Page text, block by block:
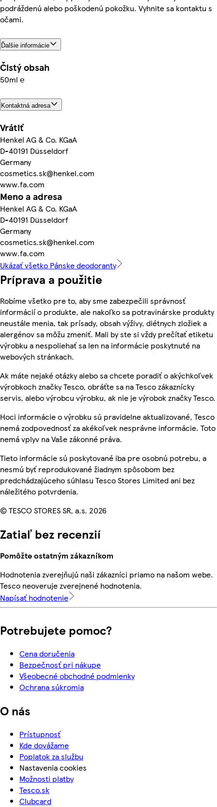
podráždenú alebo poškodenú pokožku. Vyhnite sa kontaktu s
očami.
Ďalšie informácie
Čistý obsah
50ml ℮
Kontaktná adresa
Vrátiť
Henkel AG & Co. KGaA
D-40191 Düsseldorf
Germany
cosmetics.sk@henkel.com
www.fa.com
Meno a adresa
Henkel AG & Co. KGaA
D-40191 Düsseldorf
Germany
cosmetics.sk@henkel.com
www.fa.com
Ukázať všetko Pánske deodoranty
Príprava a použitie
Robíme všetko pre to, aby sme zabezpečili správnosť
informácií o produkte, ale nakoľko sa potravinárske produkty
neustále menia, tak prísady, obsah výživy, diétnych zložiek a
alergénov sa môžu zmeniť. Mali by ste si vždy prečítať etiketu
výrobku a nespoliehať sa len na informácie poskytnuté na
webových stránkach.
Ak máte nejaké otázky alebo sa chcete poradiť o akýchkoľvek
výrobkoch značky Tesco, obráťte sa na Tesco zákaznícky
servis, alebo výrobcu výrobku, ak nie je výrobok značky Tesco.
Hoci informácie o výrobku sú pravidelne aktualizované, Tesco
nemá zodpovednosť za akékoľvek nesprávne informácie. Toto
nemá vplyv na Vaše zákonné práva.
Tieto informácie sú poskytované iba pre osobnú potrebu, a
nesmú byť reprodukované žiadnym spôsobom bez
predchádzajúceho súhlasu Tesco Stores Limited ani bez
náležitého potvrdenia.
© TESCO STORES SR, a.s. 2026
Zatiaľ bez recenzií
Pomôžte ostatným zákazníkom
Hodnotenia zverejňujú naši zákazníci priamo na našom webe.
Tesco neoveruje zverejnené hodnotenia.
Napísať hodnotenie
Potrebujete pomoc?
Cena doručenia
Bezpečnosť pri nákupe
Všeobecné obchodné podmienky
Ochrana súkromia
O nás
Prístupnosť
Kde dovážame
Poplatok za službu
Nastavenia cookies
Možnosti platby
Tesco.sk
Clubcard